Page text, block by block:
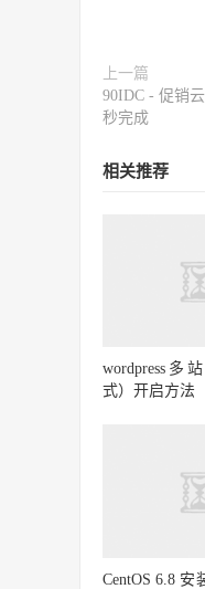
上一篇
90IDC - 促销
秒完成
相关推荐
wordpress多
式）开启方法
CentOS 6.8 安